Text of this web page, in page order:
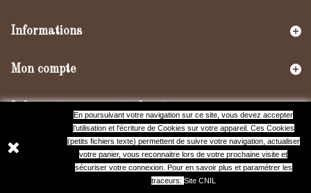
Informations
Mon compte
En poursuivant votre navigation sur ce site, vous devez accepter
l’utilisation et l'écriture de Cookies sur votre appareil. Ces Cookies
(petits fichiers texte) permettent de suivre votre navigation, actualiser
votre panier, vous reconnaitre lors de votre prochaine visite et
sécuriser votre connexion. Pour en savoir plus et paramétrer les
traceurs: Site CNIL